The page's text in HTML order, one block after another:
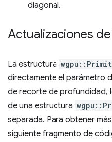
diagonal.
Actualizaciones
La estructura
directamente el parámetro
de recorte de profundidad,
de una estructura
separada. Para obtener
siguiente fragmento de